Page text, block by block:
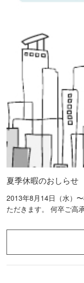
夏季休暇のおしらせ
2013年8月14日（水）
ただきます。 何卒ご高